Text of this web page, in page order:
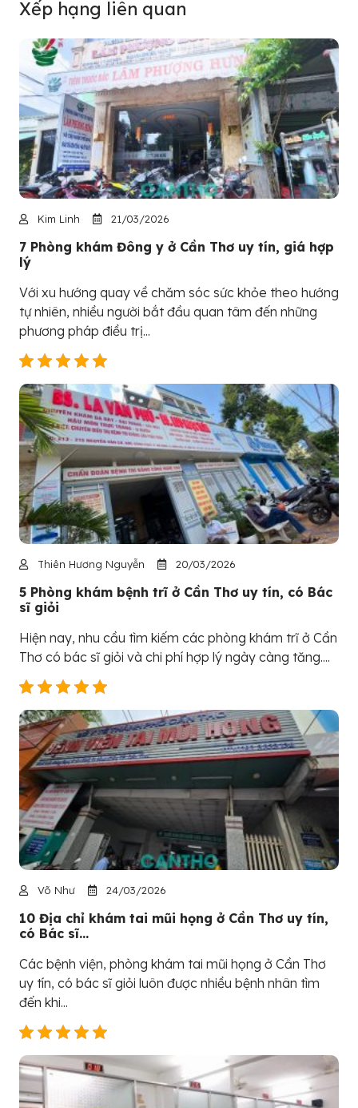
Xếp hạng liên quan
Kim Linh 21/03/2026
7 Phòng khám Đông y ở Cần Thơ uy tín, giá hợp
lý
Với xu hướng quay về chăm sóc sức khỏe theo hướng
tự nhiên, nhiều người bắt đầu quan tâm đến những
phương pháp điều trị...
Thiên Hương Nguyễn 20/03/2026
5 Phòng khám bệnh trĩ ở Cần Thơ uy tín, có Bác
sĩ giỏi
Hiện nay, nhu cầu tìm kiếm các phòng khám trĩ ở Cần
Thơ có bác sĩ giỏi và chi phí hợp lý ngày càng tăng....
Võ Như 24/03/2026
10 Địa chỉ khám tai mũi họng ở Cần Thơ uy tín,
có Bác sĩ...
Các bệnh viện, phòng khám tai mũi họng ở Cần Thơ
uy tín, có bác sĩ giỏi luôn được nhiều bệnh nhân tìm
đến khi...